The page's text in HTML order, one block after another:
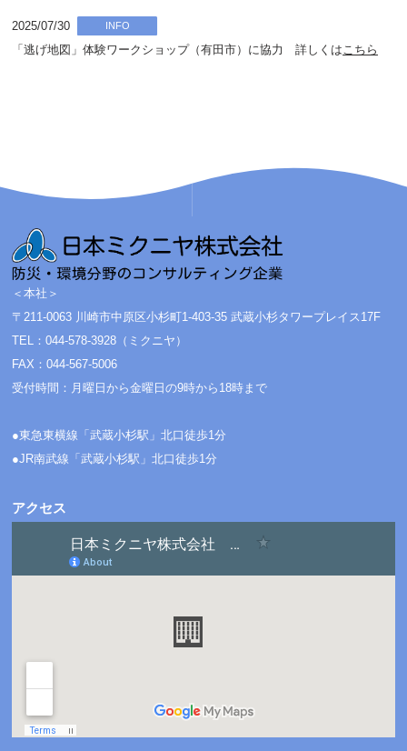
2025/07/30 INFO
「逃げ地図」体験ワークショップ（有田市）に協力 詳しくはこちら
＜本社＞
〒211-0063 川崎市中原区小杉町1-403-35 武蔵小杉タワープレイス17F
TEL：044-578-3928（ミクニヤ）
FAX：044-567-5006
受付時間：月曜日から金曜日の9時から18時まで
●東急東横線「武蔵小杉駅」北口徒歩1分
●JR南武線「武蔵小杉駅」北口徒歩1分
アクセス